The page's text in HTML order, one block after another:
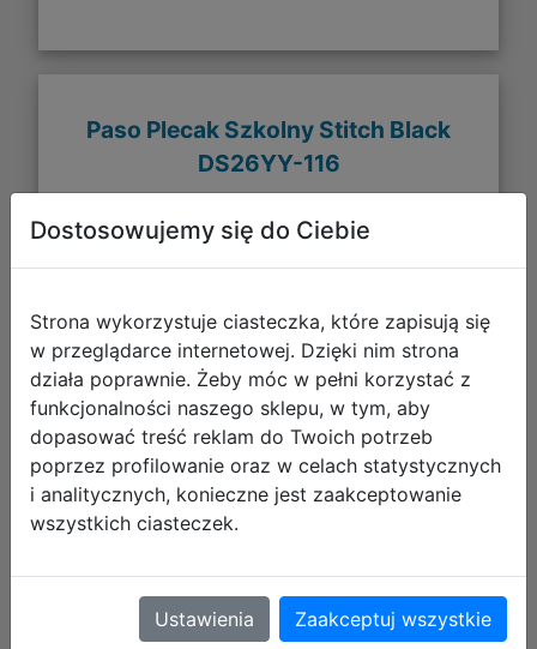
Paso Plecak Szkolny Stitch Black
DS26YY-116
119,97 zł
Galeria zdjęć
Dostosowujemy się do Ciebie
Strona wykorzystuje ciasteczka, które zapisują się
w przeglądarce internetowej. Dzięki nim strona
działa poprawnie. Żeby móc w pełni korzystać z
funkcjonalności naszego sklepu, w tym, aby
dopasować treść reklam do Twoich potrzeb
poprzez profilowanie oraz w celach statystycznych
i analitycznych, konieczne jest zaakceptowanie
wszystkich ciasteczek.
Ustawienia Zaakceptuj wszystkie